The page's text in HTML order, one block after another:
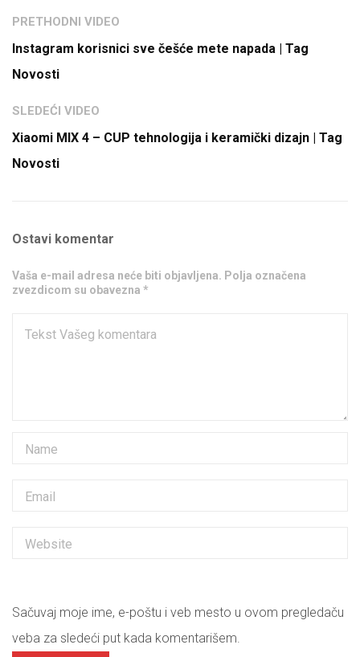
PRETHODNI VIDEO
Instagram korisnici sve češće mete napada | Tag
Novosti
SLEDEĆI VIDEO
Xiaomi MIX 4 – CUP tehnologija i keramički dizajn | Tag
Novosti
Ostavi komentar
Vaša e-mail adresa neće biti objavljena. Polja označena
zvezdicom su obavezna *
Sačuvaj moje ime, e-poštu i veb mesto u ovom pregledaču
veba za sledeći put kada komentarišem.